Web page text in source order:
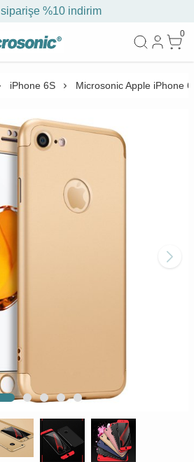
%10 indirim
0
iPhone 6S Microsonic Apple iPhone